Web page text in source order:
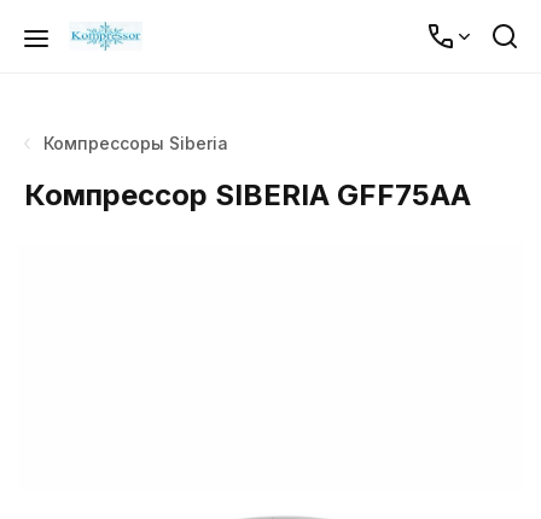
Компрессоры Siberia
Компрессор SIBERIA GFF75AA